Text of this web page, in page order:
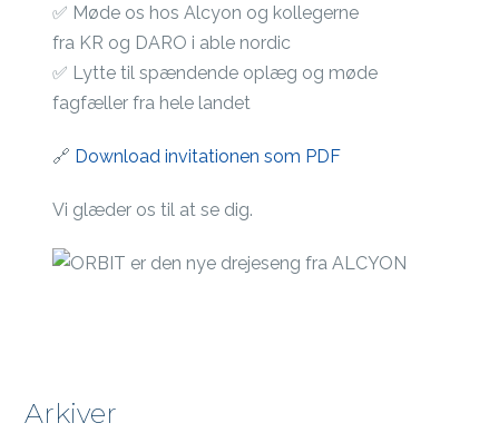
✅ Møde os hos Alcyon og kollegerne
fra KR og DARO i able nordic
✅ Lytte til spændende oplæg og møde
fagfæller fra hele landet
🔗 Download invitationen som PDF
Vi glæder os til at se dig.
Arkiver